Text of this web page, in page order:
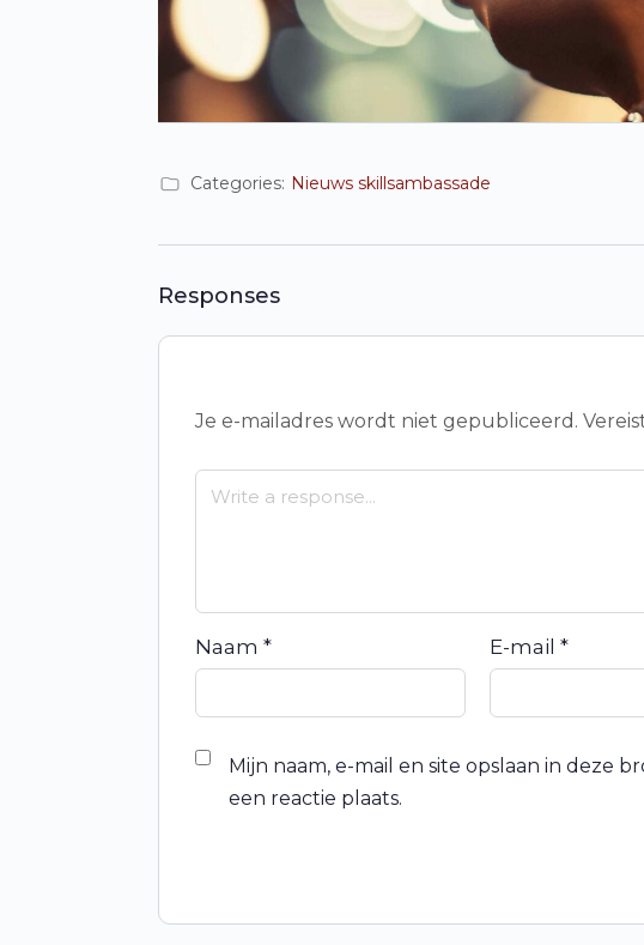
Categories: Nieuws skillsambassade
Responses
Je e-mailadres wordt niet gepubliceerd.
Naam * E-mail *
Mijn naam, e-mail en site opslaan in deze
een reactie plaats.